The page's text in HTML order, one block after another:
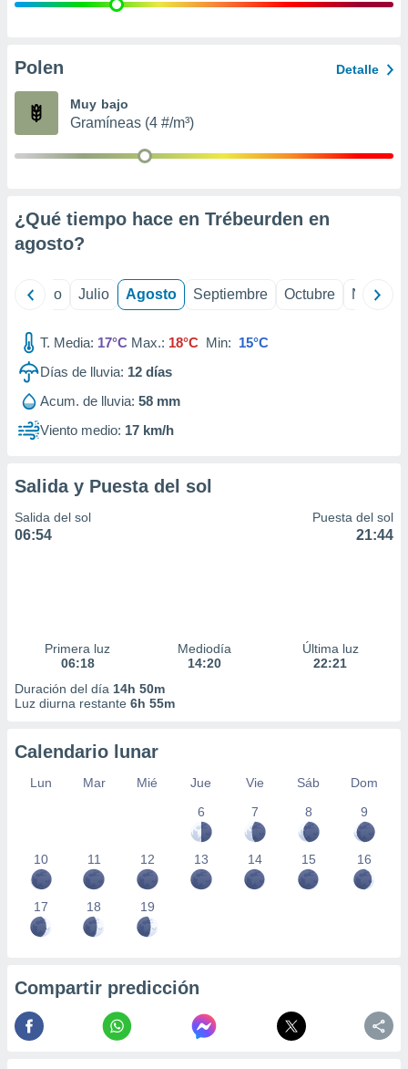
e
publicidad
Polen Detalle
Muy bajo
Gramíneas (4 #/m³)
¿Qué tiempo hace en Trébeurden en
agosto?
Junio Julio Agosto Septiembre Octubre
T. Media: 17°C Max.: 18°C Min: 15°C
Días de lluvia: 12 días
Acum. de lluvia: 58 mm
Viento medio: 17 km/h
Salida y Puesta del sol
Salida del sol
06:54
Puesta del sol
21:44
Primera luz
06:18
Mediodía
14:20
Última luz
22:21
Duración del día 14h 50m
Luz diurna restante 6h 55m
Calendario lunar
Lun Mar Mié Jue Vie Sáb
Dom
6
7 8 9
10 11 12 13 14 15 16
17 18 19
Compartir predicción